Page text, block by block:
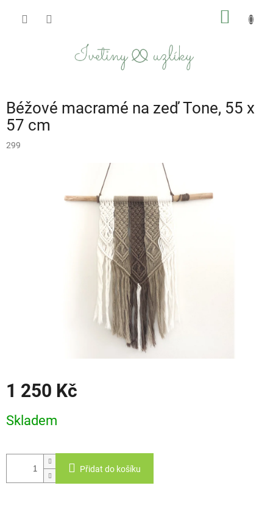
Béžové macramé na zeď Tone, 55 x
57 cm
299
1 250 Kč
cena:
Skladem
Přidat do košíku